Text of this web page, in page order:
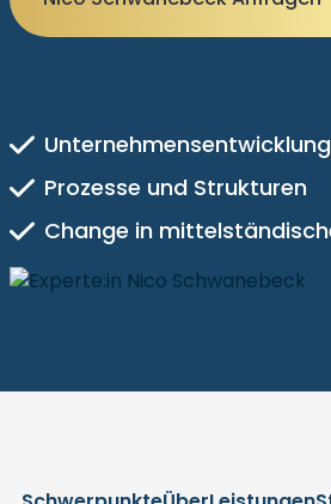
Unternehmensentwicklung
Prozesse und Strukturen
Change in